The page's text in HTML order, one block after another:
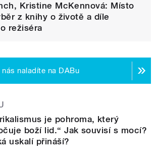
Kristine McKennová: Místo
z knihy o životě a díle
režiséra
nás naladíte na DABu
je pohroma, který
boží lid.“ Jak souvisí s mocí?
uskalí přináší?